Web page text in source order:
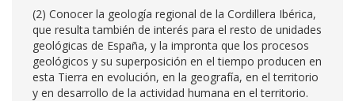
(2) Conocer la geología regional de la Cordillera Ibérica,
que resulta también de interés para el resto de unidades
geológicas de España, y la impronta que los procesos
geológicos y su superposición en el tiempo producen en
esta Tierra en evolución, en la geografía, en el territorio
y en desarrollo de la actividad humana en el territorio.